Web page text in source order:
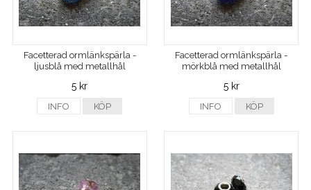
Facetterad ormlänkspärla -
ljusblå med metallhål
5 kr
INFO KÖP
Facetterad ormlänkspärla -
mörkblå med metallhål
5 kr
INFO KÖP